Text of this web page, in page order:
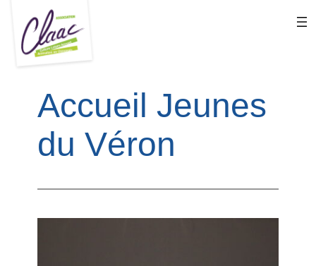
contenu
Accueil Jeunes
du Véron